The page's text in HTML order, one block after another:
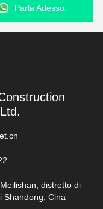
Parla Adesso.
distretto di
Shandong, Cina